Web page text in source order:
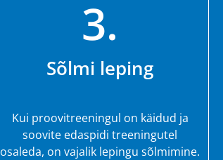
3.
Sõlmi leping
Kui proovitreeningul on käidud ja
soovite edaspidi treeningutel
osaleda, on vajalik lepingu sõlmimine.